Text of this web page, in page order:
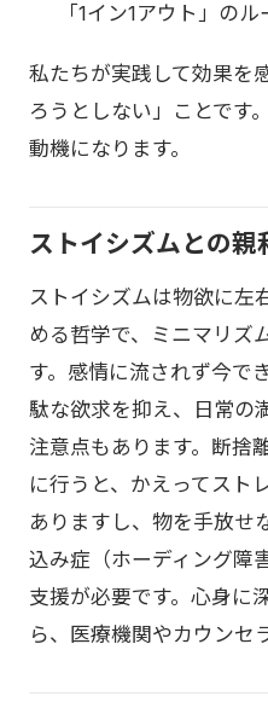
「1イン1アウト」の
私たちが実践して効果を
ろうとしない」ことです
動機になります。
ストイシズムとの親
ストイシズムは物欲に左
める哲学で、ミニマリズ
す。感情に流されず今で
駄な欲求を抑え、日常の
注意点もあります。断捨
に行うと、かえってスト
ありますし、物を手放せ
込み症（ホーディング障
支援が必要です。心身に
ら、医療機関やカウンセ